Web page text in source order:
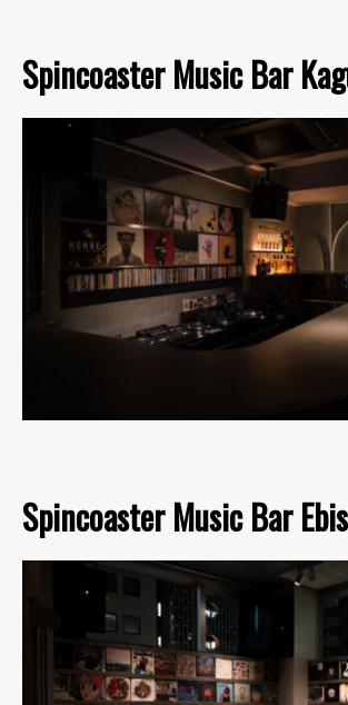
Spincoaster Music Bar
Spincoaster Music Bar